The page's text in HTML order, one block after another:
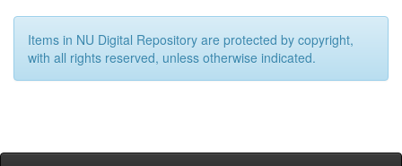
Items in NU Digital Repository are protected by copyright,
with all rights reserved, unless otherwise indicated.